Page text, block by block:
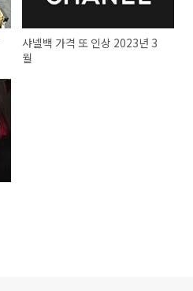
샤넬백 가격 또 인상 2023년 3
월